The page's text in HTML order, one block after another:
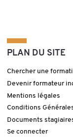
PLAN DU SITE
Chercher une
Devenir formateur
Mentions légales
Conditions
Documents
Se connecter